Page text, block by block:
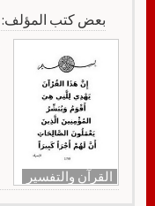
بعض كتب المؤلف:
القرآن والتفسير